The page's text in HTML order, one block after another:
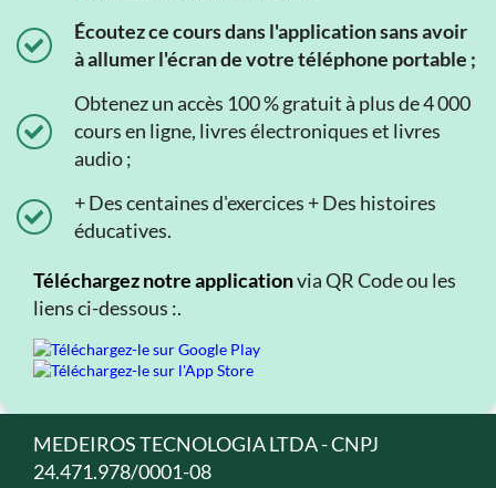
Écoutez ce cours dans l'application sans avoir
à allumer l'écran de votre téléphone portable ;
Obtenez un accès 100 % gratuit à plus de 4 000
cours en ligne, livres électroniques et livres
audio ;
+ Des centaines d'exercices + Des histoires
éducatives.
Téléchargez notre applicationvia QR Code ou les
liens ci-dessous :.
MEDEIROS TECNOLOGIA LTDA - CNPJ
24.471.978/0001-08